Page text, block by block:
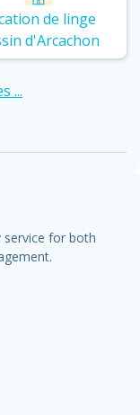
de linge
d'Arcachon
...
service for both